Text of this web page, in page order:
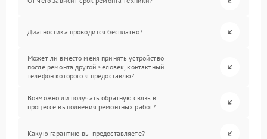
Диагностика проводится бесплатно?
Может ли вместо меня принять устройство
после ремонта другой человек, контактный
телефон которого я предоставлю?
Возможно ли получать обратную связь в
процессе выполнения ремонтных работ?
Какую гарантию вы предоставляете?